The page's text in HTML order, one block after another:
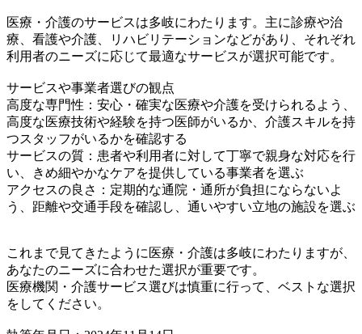
医療・介護のサービスは多岐にわたります。主に診療や治
療、看護や介護、リハビリテーションなどがあり、それぞれ
利用者のニーズに応じて最適なサービスが選択可能です。
サービスや事業者選びの観点
高度な専門性：安心・確実な医療や介護を受けられるよう、
高度な医療技術や経験を持つ医師がいるか、介護スキルを持
つスタッフがいるかを確認する
サービスの質：患者や利用者に対して丁寧で親身な対応を行
い、きめ細やかなケアを提供している事業者を選ぶ
アクセスの良さ：定期的な通院・通所が負担にならないよ
う、距離や交通手段を確認し、通いやすい立地の施設を選ぶ
これまで見てきたように医療・介護は多岐にわたりますが、
あなたのニーズに合わせた選択が重要です。
医療機関・介護サービス選びは慎重に行って、ベストな選択
をしてください。